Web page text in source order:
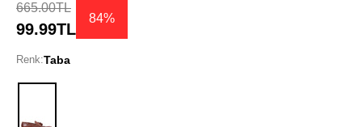
665.00TL
99.99TL
84%
Renk:Taba
Taba